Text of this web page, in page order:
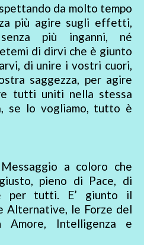
da molto tempo
più agire sugli effetti,
più inganni, né
di dirvi che è giunto
di unire i vostri cuori,
saggezza, per agire
tutti uniti nella stessa
se lo vogliamo, tutto è
a coloro che
pieno di Pace, di
per tutti. E’ giunto il
Alternative, le Forze del
Amore, Intelligenza e